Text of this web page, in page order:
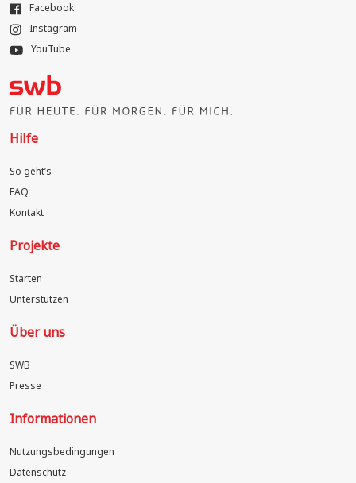
Facebook
Instagram
YouTube
Hilfe
So geht’s
FAQ
Kontakt
Projekte
Starten
Unterstützen
Über uns
SWB
Presse
Informationen
Nutzungsbedingungen
Datenschutz